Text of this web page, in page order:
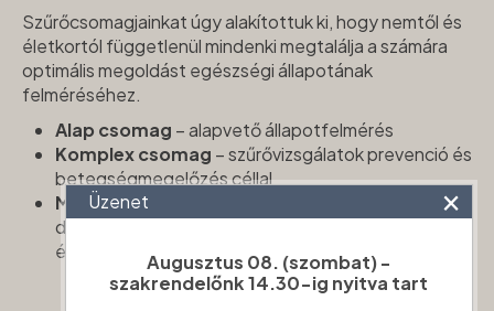
Szűrőcsomagjainkat úgy alakítottuk ki, hogy nemtől és
életkortól függetlenül mindenki megtalálja a számára
optimális megoldást egészségi állapotának
felméréséhez.
Alap csomag – alapvető állapotfelmérés
Komplex csomag – szűrővizsgálatok prevenció és
betegségmegelőzés céllal
Menedzser csomag
diagnosztikai vizsgálatokkal az egészségmegőrzés
érdekében.
Üzenet ×
Augusztus 08. (szombat) -
szakrendelőnk 14.30-ig nyitva tart